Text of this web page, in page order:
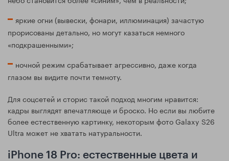
яркие огни (вывески, фонари, иллюминация) зачастую
прорисованы детально, но могут казаться немного
«подкрашенными»;
ночной режим срабатывает агрессивно, даже когда
глазом вы видите почти темноту.
Для соцсетей и сторис такой подход многим нравится:
кадры выглядят впечатляюще и броско. Но если вы любите
более естественную картинку, некоторым фото Galaxy S26
Ultra может не хватать натуральности.
iPhone 18 Pro: естественные цвета и